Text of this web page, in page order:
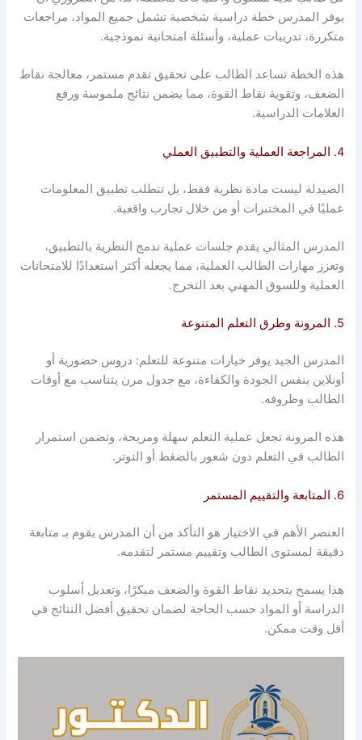
يوفر المدرس خطة دراسية شخصية تشمل جميع المواد، مراجعات
متكررة، تدريبات عملية، وأسئلة امتحانية نموذجية.
هذه الخطة تساعد الطالب على تحقيق تقدم مستمر، معالجة نقاط
الضعف، وتقوية نقاط القوة، مما يضمن نتائج ملموسة ورفع
العلامات الدراسية.
4. المراجعة العملية والتطبيق العملي
الصيدلة ليست مادة نظرية فقط، بل تتطلب تطبيق المعلومات
عمليًا في المختبرات أو من خلال تجارب واقعية.
المدرس المثالي يقدم جلسات عملية تدمج النظرية بالتطبيق،
وتعزز مهارات الطالب العملية، مما يجعله أكثر استعدادًا للامتحانات
العملية وللسوق المهني بعد التخرج.
5. المرونة وطرق التعلم المتنوعة
المدرس الجيد يوفر خيارات متنوعة للتعلم: دروس حضورية أو
أونلاين بنفس الجودة والكفاءة، مع جدول مرن يتناسب مع أوقات
الطالب وظروفه.
هذه المرونة تجعل عملية التعلم سهلة ومريحة، وتضمن استمرار
الطالب في التعلم دون شعور بالضغط أو التوتر.
6. المتابعة والتقييم المستمر
العنصر الأهم في الاختيار هو التأكد من أن المدرس يقوم بـ متابعة
دقيقة لمستوى الطالب وتقييم مستمر لتقدمه.
هذا يسمح بتحديد نقاط القوة والضعف مبكرًا، وتعديل أسلوب
الدراسة أو المواد حسب الحاجة لضمان تحقيق أفضل النتائج في
أقل وقت ممكن.